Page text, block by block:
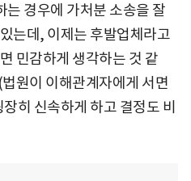
경우에 가처분 소송을 잘
는데, 이제는 후발업체라고
민감하게 생각하는 것 같
원이 이해관계자에게 서면
히 신속하게 하고 결정도 비